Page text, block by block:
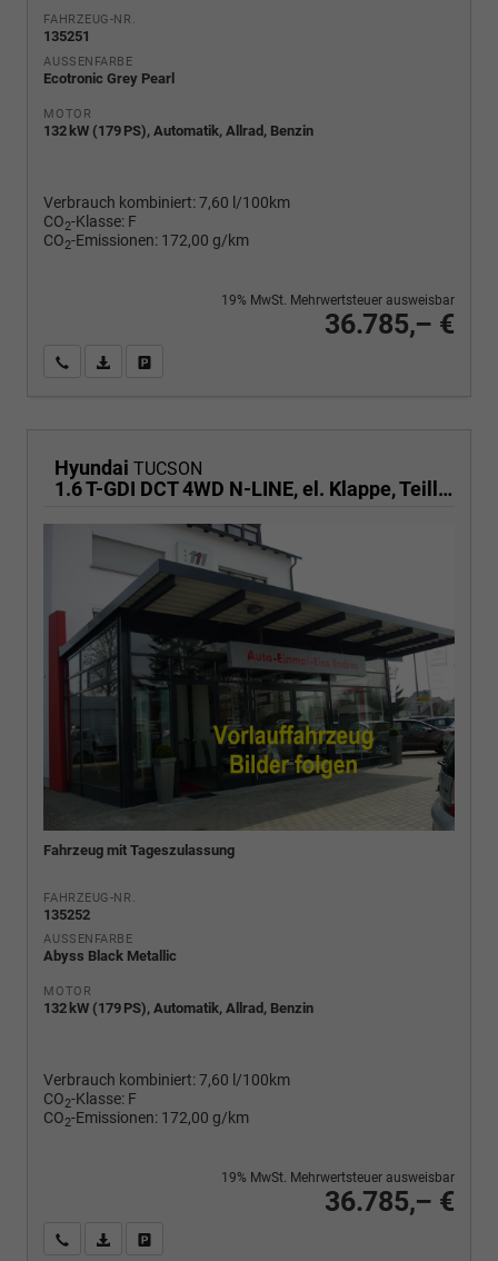
FAHRZEUG-NR.
135251
AUSSENFARBE
Ecotronic Grey Pearl
MOTOR
132 kW (179 PS), Automatik, Allrad, Benzin
Verbrauch kombiniert:7,60 l/100km
CO2-Klasse: F
CO2-Emissionen: 172,00 g/km
36.785,– €
19% MwSt. Mehrwertsteuer ausweisbar
Wir rufen Sie anPDF-Fahrzeugexposé drucken
Hyundai TUCSON
1.6 T-GDI DCT 4WD N-LINE, el. Klappe, Teilleder, Navi, Kamera, ACC
Fahrzeug mit Tageszulassung
FAHRZEUG-NR.
135252
AUSSENFARBE
Abyss Black Metallic
MOTOR
132 kW (179 PS), Automatik, Allrad, Benzin
Verbrauch kombiniert:7,60 l/100km
CO2-Klasse: F
CO2-Emissionen: 172,00 g/km
36.785,– €
19% MwSt. Mehrwertsteuer ausweisbar
Wir rufen Sie anPDF-Fahrzeugexposé drucken